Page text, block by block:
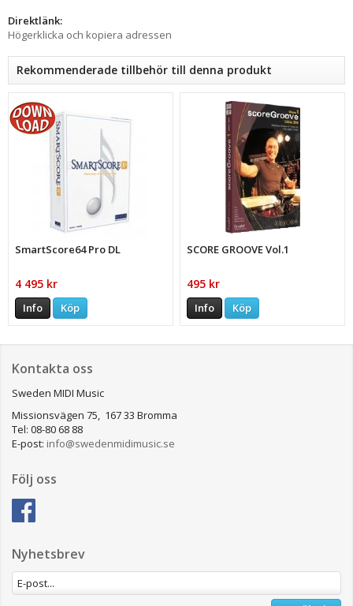
Direktlänk:
Högerklicka och kopiera adressen
Rekommenderade tillbehör till denna produkt
SmartScore64 Pro DL
4 495 kr
Info Köp
SCORE GROOVE Vol.1
495 kr
Info Köp
Kontakta oss
Sweden MIDI Music
Missionsvägen 75, 167 33 Bromma
Tel: 08-80 68 88
E-post: info@swedenmidimusic.se
Följ oss
Nyhetsbrev